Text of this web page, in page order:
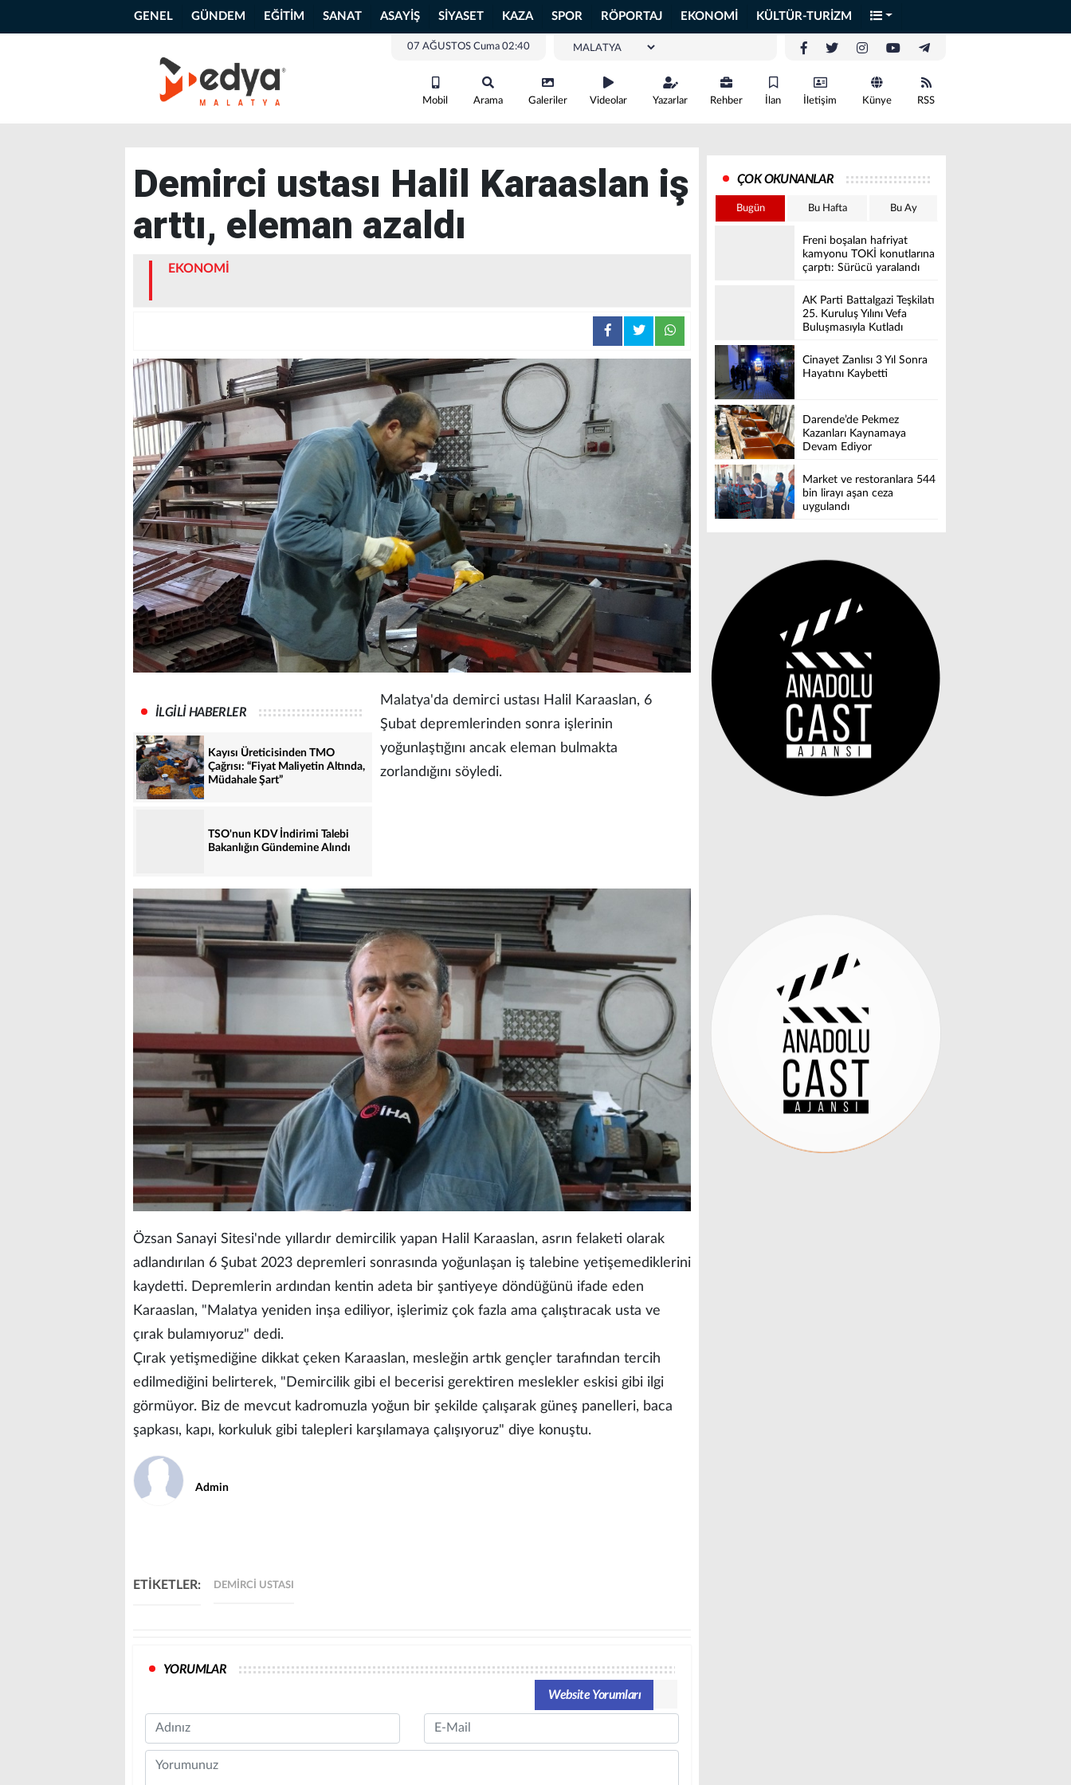
GENEL GÜNDEM EĞİTİM SANAT ASAYİŞ SİYASET KAZA SPOR RÖPORTAJ EKONOMİ KÜLTÜR-TURİZM
07 AĞUSTOS Cuma 02:40
Mobil Arama Galeriler Videolar Yazarlar Rehber İlan İletişim Künye RSS
Demirci ustası Halil Karaaslan iş
arttı, eleman azaldı
EKONOMİ
İLGİLİ HABERLER
Kayısı Üreticisinden TMO
Çağrısı: “Fiyat Maliyetin Altında,
Müdahale Şart”
TSO'nun KDV İndirimi Talebi
Bakanlığın Gündemine Alındı
Malatya'da demirci ustası Halil Karaaslan, 6
Şubat depremlerinden sonra işlerinin
yoğunlaştığını ancak eleman bulmakta
zorlandığını söyledi.
Özsan Sanayi Sitesi'nde yıllardır demircilik yapan Halil Karaaslan, asrın felaketi olarak
adlandırılan 6 Şubat 2023 depremleri sonrasında yoğunlaşan iş talebine yetişemediklerini
kaydetti. Depremlerin ardından kentin adeta bir şantiyeye döndüğünü ifade eden
Karaaslan, "Malatya yeniden inşa ediliyor, işlerimiz çok fazla ama çalıştıracak usta ve
çırak bulamıyoruz" dedi.
Çırak yetişmediğine dikkat çeken Karaaslan, mesleğin artık gençler tarafından tercih
edilmediğini belirterek, "Demircilik gibi el becerisi gerektiren meslekler eskisi gibi ilgi
görmüyor. Biz de mevcut kadromuzla yoğun bir şekilde çalışarak güneş panelleri, baca
şapkası, kapı, korkuluk gibi talepleri karşılamaya çalışıyoruz" diye konuştu.
Admin
ETİKETLER: DEMIRCI USTASI
YORUMLAR
Website Yorumları
Name Email
Comment
ÇOK OKUNANLAR
Bugün Bu Hafta Bu Ay
Freni boşalan hafriyat
kamyonu TOKİ konutlarına
çarptı: Sürücü yaralandı
AK Parti Battalgazi Teşkilatı
25. Kuruluş Yılını Vefa
Buluşmasıyla Kutladı
Cinayet Zanlısı 3 Yıl Sonra
Hayatını Kaybetti
Darende’de Pekmez
Kazanları Kaynamaya
Devam Ediyor
Market ve restoranlara 544
bin lirayı aşan ceza
uygulandı